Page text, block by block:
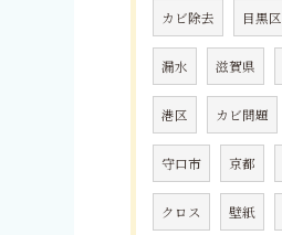
カビ除去 目黒区
漏水 滋賀県
港区 カビ問題
守口市 京都
クロス 壁紙